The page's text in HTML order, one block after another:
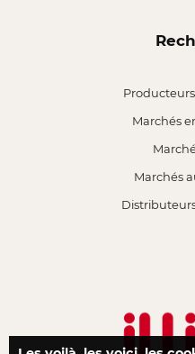
Marchés
Marchés